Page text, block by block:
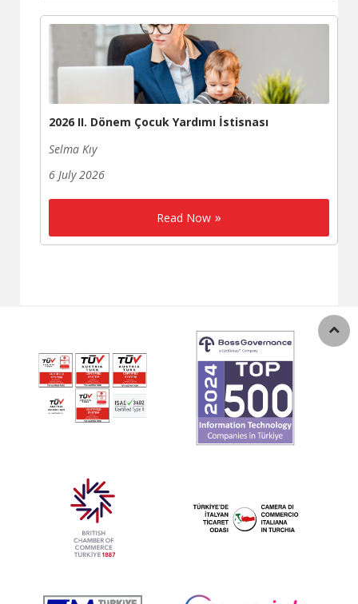
2026 II. Dönem Çocuk Yardımı İstisnası
Selma Kıy
6 July 2026
Read Now